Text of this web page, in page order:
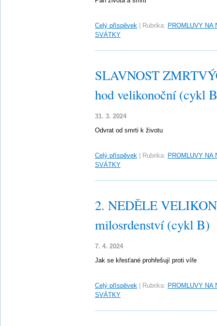
Celý příspěvek Rubrika: PROMLUVY NA
SVÁTKY
SLAVNOST
hod velikonoční (cykl
31. 3. 2024
Odvrat od smrti k životu
Celý příspěvek Rubrika: PROMLUVY NA
SVÁTKY
2. NEDĚLE
milosrdenství (cykl B)
7. 4. 2024
Jak se křesťané prohřešují proti víře
Celý příspěvek Rubrika: PROMLUVY NA
SVÁTKY